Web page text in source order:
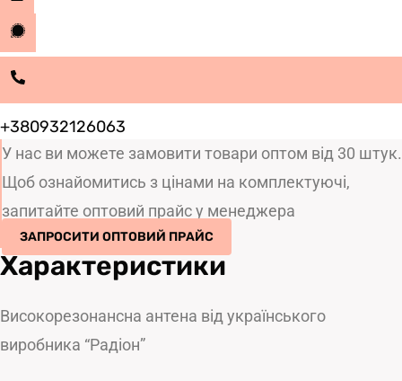
+380932126063
У нас ви можете замовити товари оптом від 30 штук.
Щоб ознайомитись з цінами на комплектуючі,
запитайте оптовий прайс у менеджера
ЗАПРОСИТИ ОПТОВИЙ ПРАЙС
Характеристики
Високорезонансна антена від українського
виробника “Радіон”